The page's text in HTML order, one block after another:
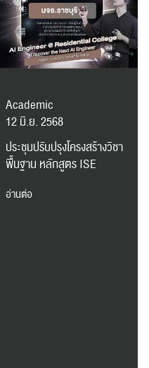
Academic
12 มิ.ย. 2568
ประชุมปรับปรุงโครงสร้างวิชา
พื้นฐาน หลักสูตร ISE
อ่านต่อ